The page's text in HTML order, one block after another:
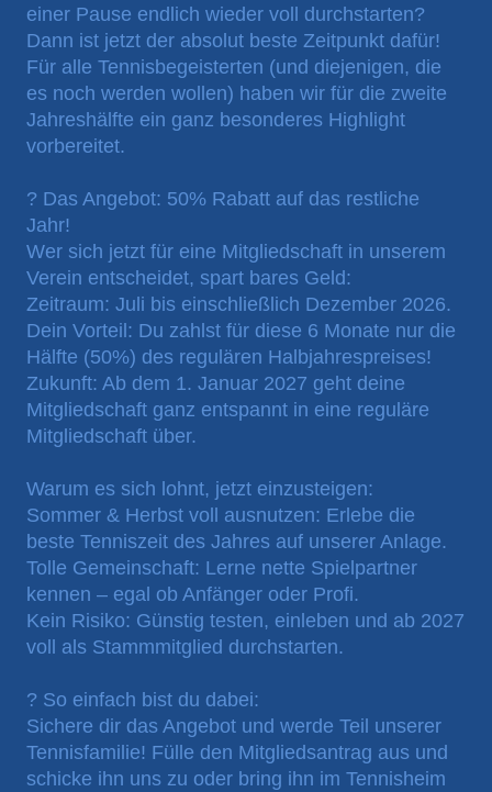
einer Pause endlich wieder voll durchstarten?
Dann ist jetzt der absolut beste Zeitpunkt dafür!
Für alle Tennisbegeisterten (und diejenigen, die
es noch werden wollen) haben wir für die zweite
Jahreshälfte ein ganz besonderes Highlight
vorbereitet.
? Das Angebot: 50% Rabatt auf das restliche
Jahr!
Wer sich jetzt für eine Mitgliedschaft in unserem
Verein entscheidet, spart bares Geld:
Zeitraum: Juli bis einschließlich Dezember 2026.
Dein Vorteil: Du zahlst für diese 6 Monate nur die
Hälfte (50%) des regulären Halbjahrespreises!
Zukunft: Ab dem 1. Januar 2027 geht deine
Mitgliedschaft ganz entspannt in eine reguläre
Mitgliedschaft über.
Warum es sich lohnt, jetzt einzusteigen:
Sommer & Herbst voll ausnutzen: Erlebe die
beste Tenniszeit des Jahres auf unserer Anlage.
Tolle Gemeinschaft: Lerne nette Spielpartner
kennen – egal ob Anfänger oder Profi.
Kein Risiko: Günstig testen, einleben und ab 2027
voll als Stammmitglied durchstarten.
? So einfach bist du dabei:
Sichere dir das Angebot und werde Teil unserer
Tennisfamilie! Fülle den Mitgliedsantrag aus und
schicke ihn uns zu oder bring ihn im Tennisheim